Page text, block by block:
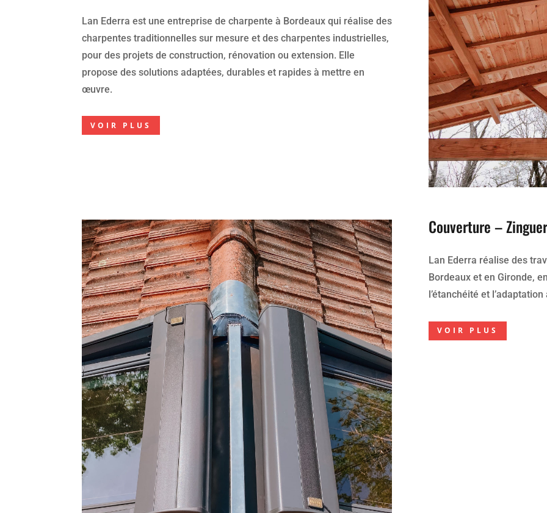
Lan Ederra est une entreprise de charpente à Bordeaux qui réalise des
charpentes traditionnelles sur mesure et des charpentes industrielles,
pour des projets de construction, rénovation ou extension. Elle
propose des solutions adaptées, durables et rapides à mettre en
œuvre.
VOIR PLUS
Couverture –
Lan Ederra réalise des
Bordeaux et en Gironde,
l’étanchéité et
VOIR PLUS